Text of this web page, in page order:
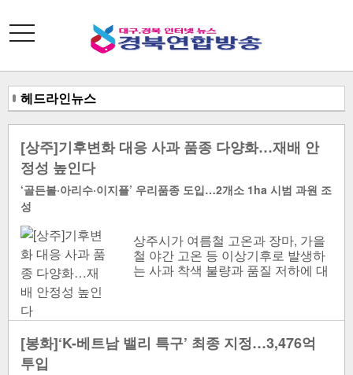
toggle
navigation
헤드라인뉴스
[상주]기후변화 대응 사과 품종 다양화…재배 안
정성 높인다
‘골든볼·아리수·이지플’ 우리품종 도입…2개소 1ha 시범 과원 조
성
상주시가 여름철 고온과 장마, 가을
철 야간 고온 등 이상기후로 발생하
는 사과 착색 불량과 품질 저하에 대
[봉화]‘K-베트남 밸리 특구’ 최종 지정…3,476억
투입